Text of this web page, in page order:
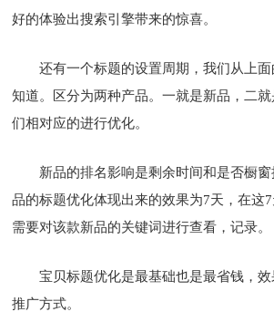
好的体验出搜索引擎带来的惊喜。
还有一个标题的设置周期，我们从上
知道。区分为两种产品。一就是新品，二
们相对应的进行优化。
新品的排名影响是剩余时间和是否橱
品的标题优化体现出来的效果为7天，在这
需要对该款新品的关键词进行查看，记录。
宝贝标题优化是最基础也是最省钱，
推广方式。